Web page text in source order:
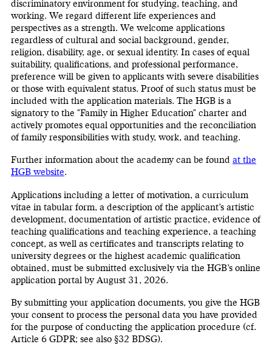
discriminatory environment for studying, teaching, and
working. We regard different life experiences and
perspectives as a strength. We welcome applications
regardless of cultural and social background, gender,
religion, disability, age, or sexual identity. In cases of equal
suitability, qualifications, and professional performance,
preference will be given to applicants with severe disabilities
or those with equivalent status. Proof of such status must be
included with the application materials. The HGB is a
signatory to the "Family in Higher Education" charter and
actively promotes equal opportunities and the reconciliation
of family responsibilities with study, work, and teaching.
Further information about the academy can be found at the
HGB website.
Applications including a letter of motivation, a curriculum
vitae in tabular form, a description of the applicant’s artistic
development, documentation of artistic practice, evidence of
teaching qualifications and teaching experience, a teaching
concept, as well as certificates and transcripts relating to
university degrees or the highest academic qualification
obtained, must be submitted exclusively via the HGB’s online
application portal by August 31, 2026.
By submitting your application documents, you give the HGB
your consent to process the personal data you have provided
for the purpose of conducting the application procedure (cf.
Article 6 GDPR; see also §32 BDSG).